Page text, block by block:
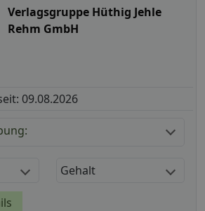
Verlagsgruppe Hüthig Jehle
Rehm GmbH
09.08.2026
Gehalt